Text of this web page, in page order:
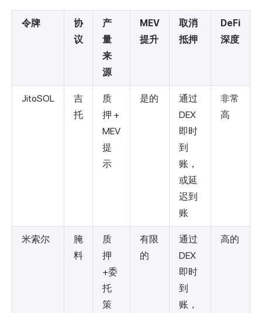
令牌
协
议
产
量
来
源
MEV
提升
取消
抵押
DeFi
深度
JitoSOL
吉
托
质
押 +
MEV
提
示
是的
通过
DEX
即时
到
账，
或延
迟到
账
非常
高
米索尔
腌
料
质
押
+委
托
策
有限
的
通过
DEX
即时
到
账，
高的